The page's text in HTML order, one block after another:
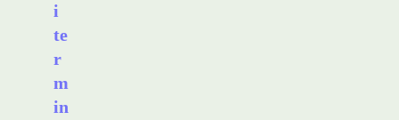
i
te
r
m
in